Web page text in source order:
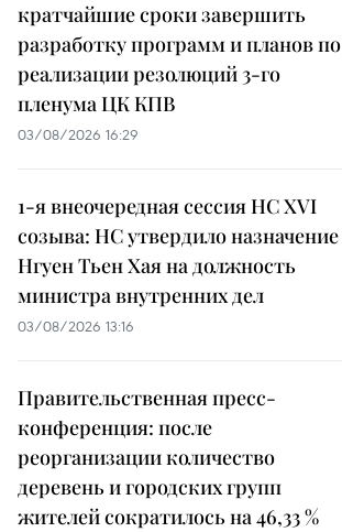
кратчайшие сроки завершить
разработку программ и планов по
реализации резолюций 3-го
пленума ЦК КПВ
03/08/2026 16:29
1-я внеочередная сессия НС XVI
созыва: НС утвердило назначение
Нгуен Тьен Хая на должность
министра внутренних дел
03/08/2026 13:16
Правительственная пресс-
конференция: после
реорганизации количество
деревень и городских групп
жителей сократилось на 46,33 %